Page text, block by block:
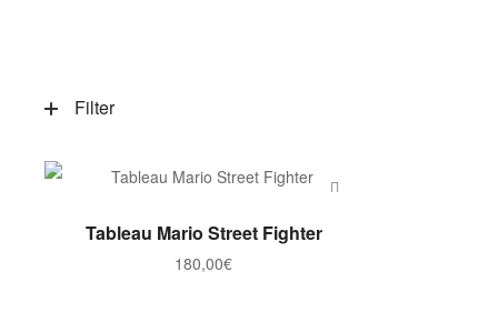
Filter
AJOUTER AU PANIER
Tableau Mario Street Fighter
180,00€